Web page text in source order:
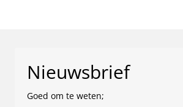
Nieuwsbrief
Goed om te weten;